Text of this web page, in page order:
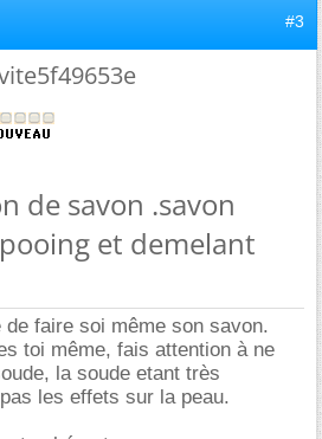
#3
de savon .savon
et demelant
faire soi même son savon.
toi même, fais attention à ne
la soude etant très
les effets sur la peau.